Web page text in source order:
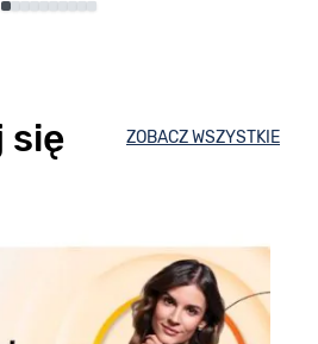
się ZOBACZ WSZYSTKIE